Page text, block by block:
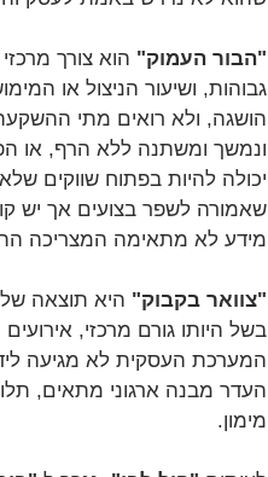
"הבור העמוק" הוא צורך
גבוהות, ושיעור הניצול או
הושגה, ולא רואים מתי
ונמשך ומשתנה ללא הרף, או
יכולה להיות בפתוח שווקים
שאמורה לשפר בצועים אך יש
מידע לא מתאימה המצריכה
"צוואר בקבוק" היא תוצאה
בשל היותו גורם מרכזי,
המערכת העסקית לא מגיעה
העדר מבנה ארגוני מתאים,
מימון.